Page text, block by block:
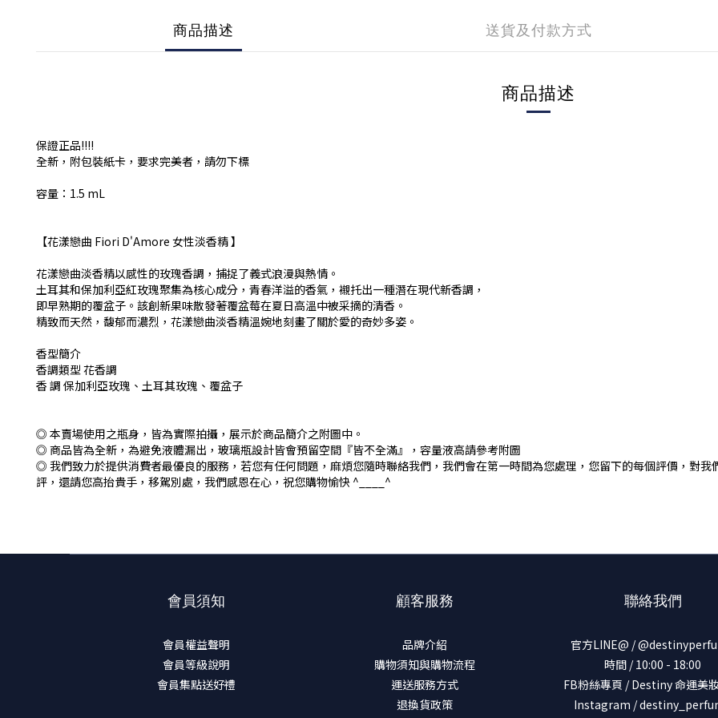
商品描述 送貨及付款方式
商品描述
保證正品!!!!
全新，附包裝紙卡，要求完美者，請勿下標
容量：1.5 mL
【花漾戀曲 Fiori D'Amore 女性淡香精 】
花漾戀曲淡香精以感性的玫瑰香調，捕捉了義式浪漫與熱情。
土耳其和保加利亞紅玫瑰聚集為核心成分，青春洋溢的香氣，襯托出一種潛在現代新香調，
即早熟期的覆盆子。該創新果味散發著覆盆莓在夏日高溫中被采摘的清香。
精致而天然，馥郁而濃烈，花漾戀曲淡香精溫婉地刻畫了關於愛的奇妙多姿。
香型簡介
香調類型 花香調
香 調 保加利亞玫瑰、土耳其玫瑰、覆盆子
◎ 本賣場使用之瓶身，皆為實際拍攝，展示於商品簡介之附圖中。
◎ 商品皆為全新，為避免液體漏出，玻璃瓶設計皆會預留空間『皆不全滿』，容量液高請參考附圖
◎ 我們致力於提供消費者最優良的服務，若您有任何問題，麻煩您隨時聯絡我們，我們會在第一時間為您處理，您留下的每個評價，對
評，還請您高抬貴手，移駕別處，我們感恩在心，祝您購物愉快 ^____^
會員須知
會員權益聲明
會員等級說明
會員集點送好禮
顧客服務
品牌介紹
購物須知與購物流程
運送服務方式
退換貨政策
聯絡我們
官方LINE@ /
時間 / 10:00 - 18:00
FB粉絲專頁 / Destiny 命運美
Instagram /